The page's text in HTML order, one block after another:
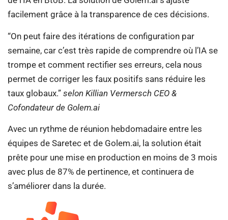
facilement grâce à la transparence de ces décisions.
“On peut faire des itérations de configuration par
semaine, car c’est très rapide de comprendre où l’IA se
trompe et comment rectifier ses erreurs, cela nous
permet de corriger les faux positifs sans réduire les
taux globaux.” selon Killian Vermersch CEO &
Cofondateur de Golem.ai
Avec un rythme de réunion hebdomadaire entre les
équipes de Saretec et de Golem.ai, la solution était
prête pour une mise en production en moins de 3 mois
avec plus de 87% de pertinence, et continuera de
s’améliorer dans la durée.